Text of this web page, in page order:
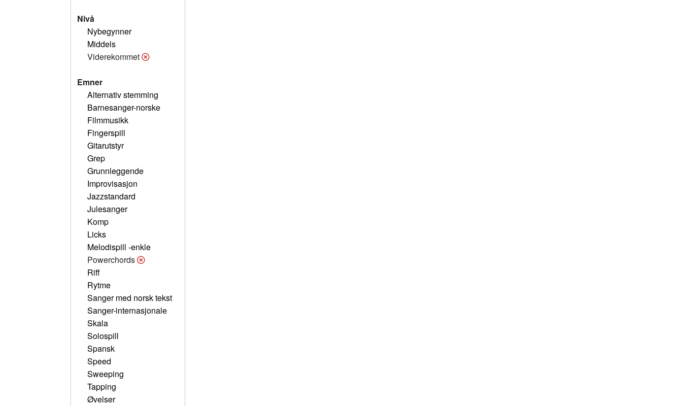
Nivå
Nybegynner
Middels
Viderekommet
Emner
Alternativ stemming
Barnesanger-norske
Filmmusikk
Fingerspill
Gitarutstyr
Grep
Grunnleggende
Improvisasjon
Jazzstandard
Julesanger
Komp
Licks
Melodispill -enkle
Powerchords
Riff
Rytme
Sanger med norsk tekst
Sanger-internasjonale
Skala
Solospill
Spansk
Speed
Sweeping
Tapping
Øvelser